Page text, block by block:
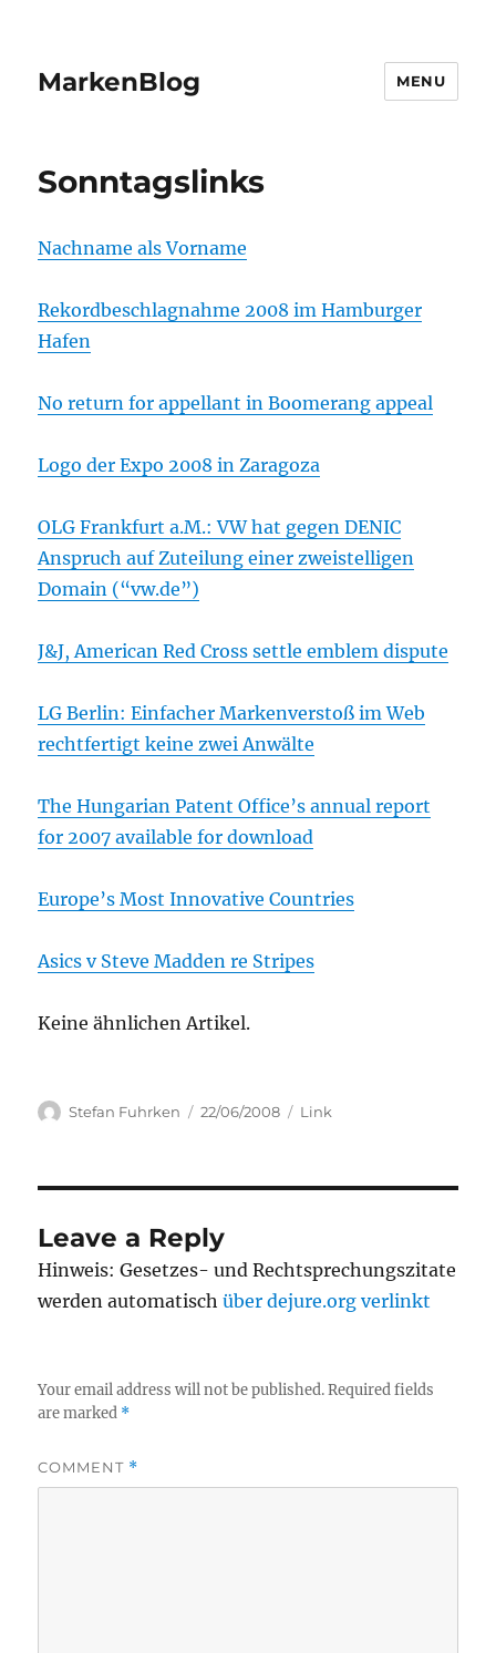
MarkenBlog MENU
Sonntagslinks
Nachname als Vorname
Rekordbeschlagnahme 2008 im Hamburger
Hafen
No return for appellant in Boomerang appeal
Logo der Expo 2008 in Zaragoza
OLG Frankfurt a.M.: VW hat gegen DENIC
Anspruch auf Zuteilung einer zweistelligen
Domain (“vw.de”)
J&J, American Red Cross settle emblem dispute
LG Berlin: Einfacher Markenverstoß im Web
rechtfertigt keine zwei Anwälte
The Hungarian Patent Office’s annual report
for 2007 available for download
Europe’s Most Innovative Countries
Asics v Steve Madden re Stripes
Keine ähnlichen Artikel.
Author
Stefan Fuhrken
Posted
22/06/2008 Categories
Link
Leave a Reply
Hinweis: Gesetzes- und Rechtsprechungszitate
werden automatischüber dejure.org verlinkt
Your email address will not be published. Required fields
are marked *
COMMENT *